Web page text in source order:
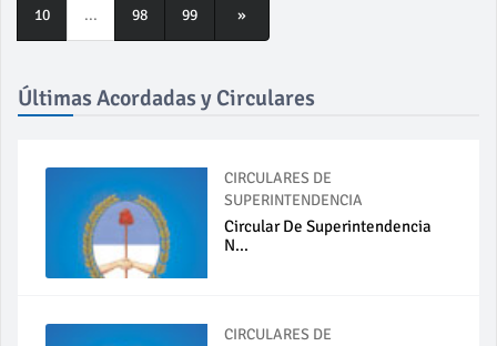
10 ... 98 99 »
Últimas Acordadas y Circulares
CIRCULARES DE
SUPERINTENDENCIA
Circular De Superintendencia
N...
CIRCULARES DE